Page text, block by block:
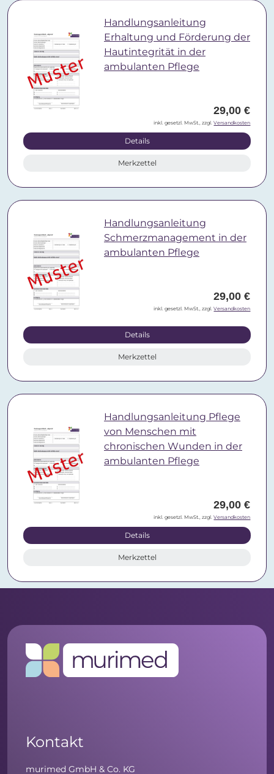
Handlungsanleitung
Erhaltung und Förderung der
Hautintegrität in der
ambulanten Pflege
29,00 €
inkl. gesetzl. MwSt., zzgl.Versandkosten
Details
Merkzettel
Handlungsanleitung
Schmerzmanagement in der
ambulanten Pflege
29,00 €
inkl. gesetzl. MwSt., zzgl.Versandkosten
Details
Merkzettel
Handlungsanleitung Pflege
von Menschen mit
chronischen Wunden in der
ambulanten Pflege
29,00 €
inkl. gesetzl. MwSt., zzgl.Versandkosten
Details
Merkzettel
Kontakt
murimed GmbH & Co. KG